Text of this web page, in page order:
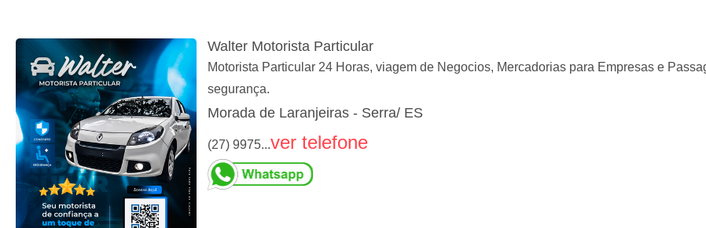
Walter Motorista Particular
Motorista Particular 24 Horas, viagem de Negocios, Mercadorias para Empresas e
segurança.
Morada de Laranjeiras - Serra/ ES
(27) 9975...ver telefone